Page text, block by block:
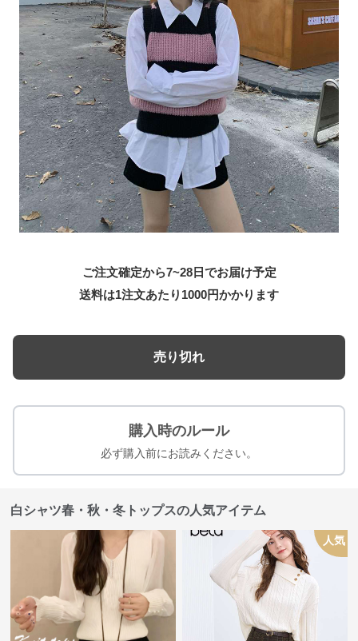
ご注文確定から7~28日でお届け予定
送料は1注文あたり 1000円かかります
売り切れ
購入時のルール
必ず購入前にお読みください。
白シャツ春・秋・冬トップスの人気アイテム
人気